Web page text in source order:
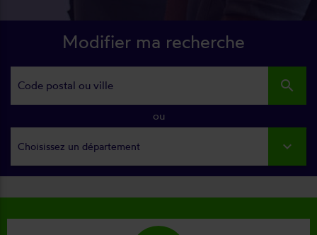
Modifier ma recherche
search
ou
Choisissez un département